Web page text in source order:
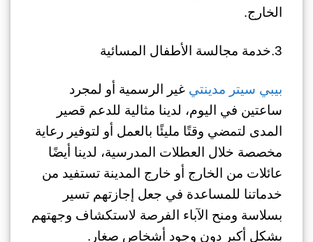
الخارج.
3.خدمة مجالسة الأطفال المسائية
بيبي سيتر مدينتي غير الرسمية أو لمجرد
ساعتين في اليوم، لدينا مثالية للدعم قصير
المدى لتمضي وقتًا مليئًا بالعمل أو لتوفير رعاية
مخصصة خلال العطلات المدرسية، لدينا أيضًا
عائلات من الخارج أو خارج المدينة تستفيد من
خدماتنا للمساعدة في جعل إجازتهم تسير
بسلاسة ومنح الآباء الفرصة لاستكشاف وجهتهم
بشكل أكبر دون وجود أشخاص صغار.